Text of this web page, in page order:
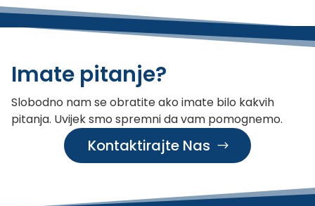
Imate pitanje?
Slobodno nam se obratite ako imate bilo kakvih
pitanja. Uvijek smo spremni da vam pomognemo.
Kontaktirajte Nas